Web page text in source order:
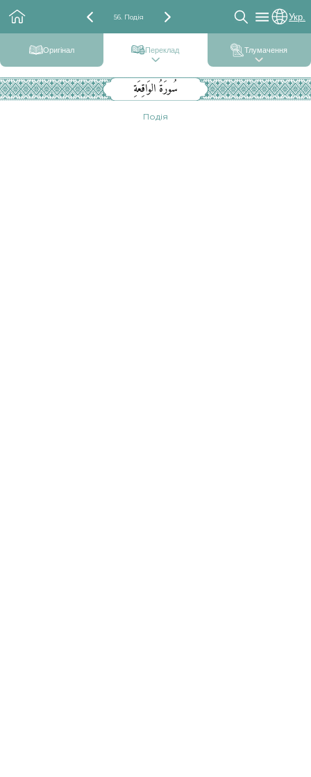
56. Подія Укр.
Оригінал Переклад Тлумачення
سُورَةُ الوَاقِعَةِ
Подія